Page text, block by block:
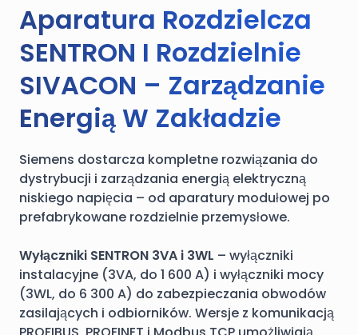
Aparatura Rozdzielcza
SENTRON I Rozdzielnie
SIVACON – Zarządzanie
Energią W Zakładzie
Siemens dostarcza kompletne rozwiązania do
dystrybucji i zarządzania energią elektryczną
niskiego napięcia – od aparatury modułowej po
prefabrykowane rozdzielnie przemysłowe.
Wyłączniki SENTRON 3VA i 3WL – wyłączniki
instalacyjne (3VA, do 1 600 A) i wyłączniki mocy
(3WL, do 6 300 A) do zabezpieczania obwodów
zasilających i odbiorników. Wersje z komunikacją